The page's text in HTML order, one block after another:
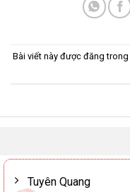
Bài viết này được đăng trong
Tuyên Quang